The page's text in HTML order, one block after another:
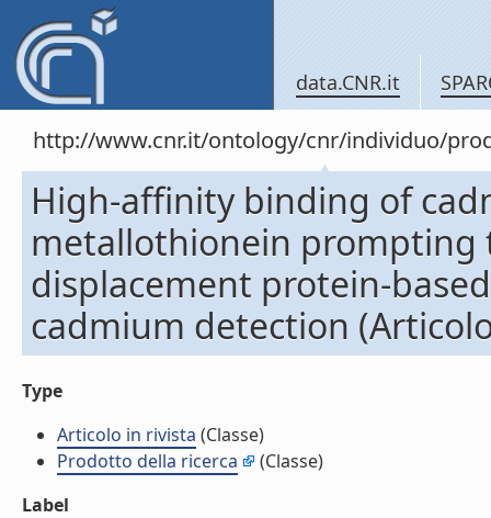
data.CNR.it
http://www.cnr.it/ontology/cnr/individuo/
High-affinity binding of
metallothionein prompting
displacement protein-
cadmium detection
Type
Articolo in rivista (Classe)
Prodotto della ricerca
(Classe)
Label